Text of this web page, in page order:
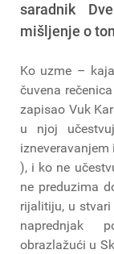
saradnik
mišljenje o
Ko uzme –
čuvena
zapisao Vuk
u njoj
), i ko ne
ne preduzima
rijalitiju, u
naprednjak
obrazlažući u